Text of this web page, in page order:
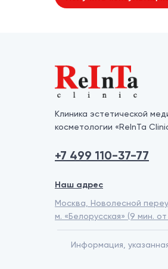
Клиника эстетической
косметологии «ReInTa
Наш адрес
Москва, Новолесной
м. «Белорусская» (9 мин.
+7 499 110-37-77
Информация,